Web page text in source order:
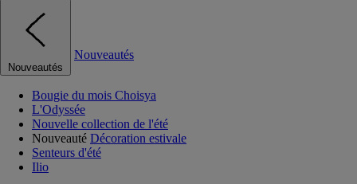
Nouveautés
Nouveautés
Bougie du mois Choisya
L'Odyssée
Nouvelle collection de l'été
Nouveauté Décoration estivale
Senteurs d'été
Ilio